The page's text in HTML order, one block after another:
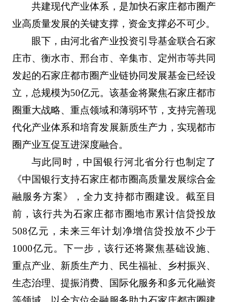
共建现代产业体系，是加快石家庄都市圈产
业高质量发展的关键支撑，资金支撑必不可少。
眼下，由河北省产业投资引导基金联合石家
庄市、衡水市、邢台市、辛集市、定州市等共同
发起的石家庄都市圈产业链协同发展基金已经设
立，总规模为50亿元。该基金将聚焦石家庄都市
圈重大战略、重点领域和薄弱环节，支持完善现
代化产业体系和培育发展新质生产力，实现都市
圈产业互促互进深度融合。
与此同时，中国银行河北省分行也制定了
《中国银行支持石家庄都市圈高质量发展综合金
融服务方案》，全力支持都市圈建设。截至目
前，该行共为石家庄都市圈地市累计信贷投放
508亿元，未来三年计划净增信贷投放不少于
1000亿元。下一步，该行还将聚焦基础设施、
重点产业、新质生产力、民生福祉、乡村振兴、
生态治理、提振消费、国际化服务和多元化融资